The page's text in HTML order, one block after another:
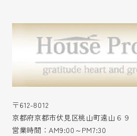
〒612-8012
京都府京都市伏見区桃山町遠山６９
営業時間：AM9:00～PM7:30